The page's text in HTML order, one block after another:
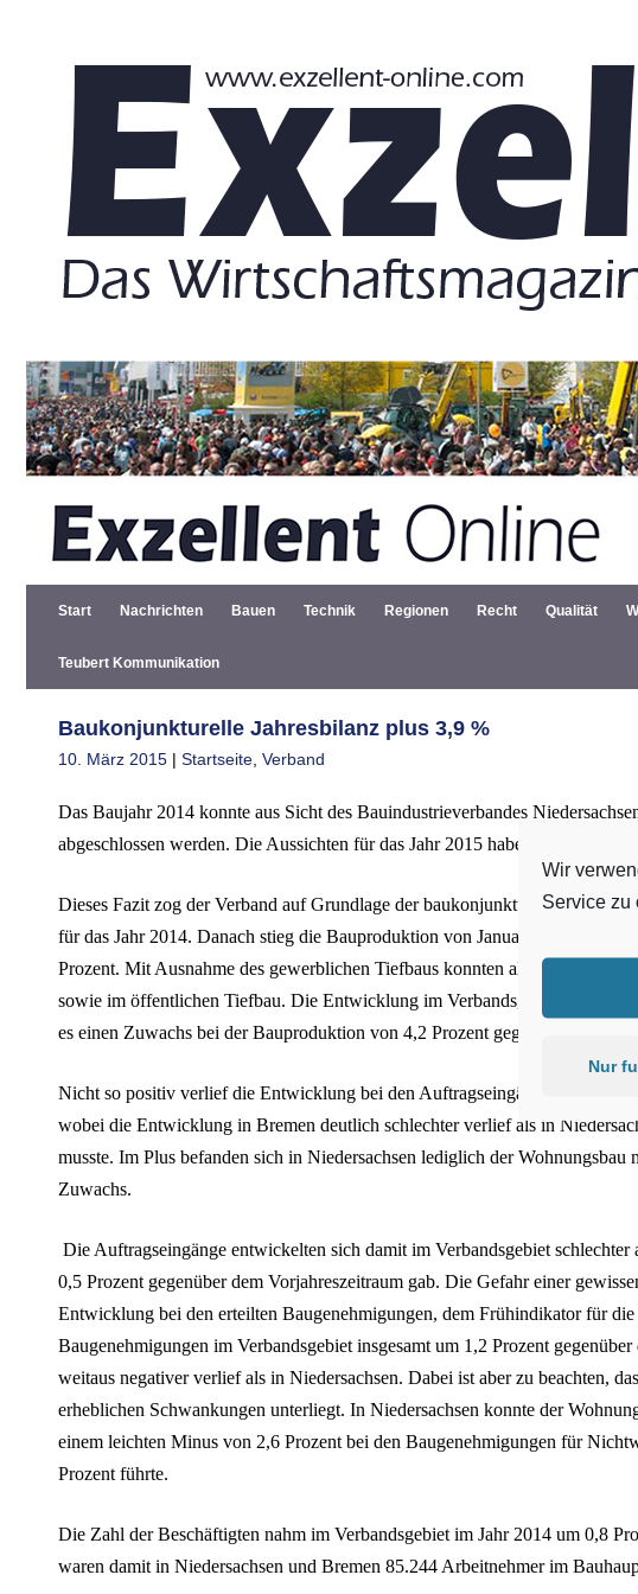
Zum
Start Nachrichten Bauen Technik Regionen Recht Qualität
Teubert Kommunikation
Baukonjunkturelle Jahresbilanz plus 3,9 %
10. März 2015 | Startseite Verband
Das Baujahr 2014 konnte aus Sicht des Bauindustrieverbandes
abgeschlossen werden. Die Aussichten für das Jahr 2015 haben sich dagegen
Dieses Fazit zog der Verband auf Grundlage der baukonjunkturellenZahlen
für das Jahr 2014. Danach stieg die Bauproduktion von Januar bis Dezember
Prozent. Mit Ausnahme des gewerblichen Tiefbaus konnten alle Bausparten
sowie im öffentlichen Tiefbau. Die Entwicklung im Verbandsgebiet lag
es einen Zuwachs bei derBauproduktion von 4,2 Prozent gegenüber dem
Nicht so positiv verlief die Entwicklung bei den Auftragseingängen.
Diese
wobei die Entwicklung in Bremen deutlich schlechter verlief als in
musste. Im Plus befanden sich in Niedersachsen lediglich der Wohnungsbau
Zuwachs.
Die Auftragseingänge entwickelten sich damit im Verbandsgebiet schlechter
0,5 Prozent gegenüber dem Vorjahreszeitraum gab. Die Gefahr einer
Entwicklung bei den erteilten Baugenehmigungen, dem Frühindikatorfür die
Baugenehmigungen im Verbandsgebiet insgesamt um 1,2 Prozent
weitaus negativer verlief als in Niedersachsen. Dabei ist aberzu beachten,
erheblichen Schwankungen unterliegt. In Niedersachsen konnte der
einem leichten Minus von 2,6 Prozent bei den Baugenehmigungen für
Prozent führte.
Die Zahl der Beschäftigten nahm im Verbandsgebiet im Jahr 2014 um 0,8
waren damit in Niedersachsen und Bremen 85.244 Arbeitnehmer im
Wir
Service zu
Nur